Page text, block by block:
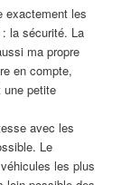
exactement les
la sécurité. La
ma propre
en compte,
une petite
avec les
Le
les plus